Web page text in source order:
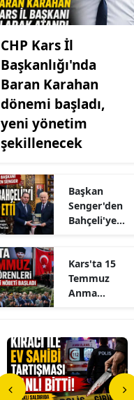
CHP Kars İl
Başkanlığı'nda
Baran Karahan
dönemi başladı,
yeni yönetim
şekillenecek
Başkan
Senger'den
Bahçeli'ye
İlgili
Bilgilendirme
Ziyareti
Kars'ta 15
Temmuz
Anma
Nöbeti Başladı